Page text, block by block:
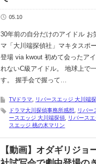
05.10
30年前の自分だけのアイドル お
マ「大川端探偵社」マキタスポ
登場 via kwout 初めて会ったア
れないC級アイドル。 地球上で
す。 握手会で握って…
TVドラマ リバースエッジ 大川端
ドラマ大川探偵事務所感想
リバー
ースエッジ 大川端探偵
リバース
スエッジ 桃の木マリン
【動画】オダギリジョ